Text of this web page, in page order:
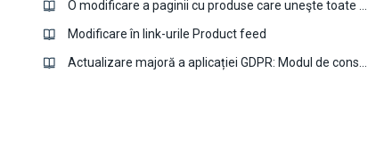
Modificare în link-urile Product feed